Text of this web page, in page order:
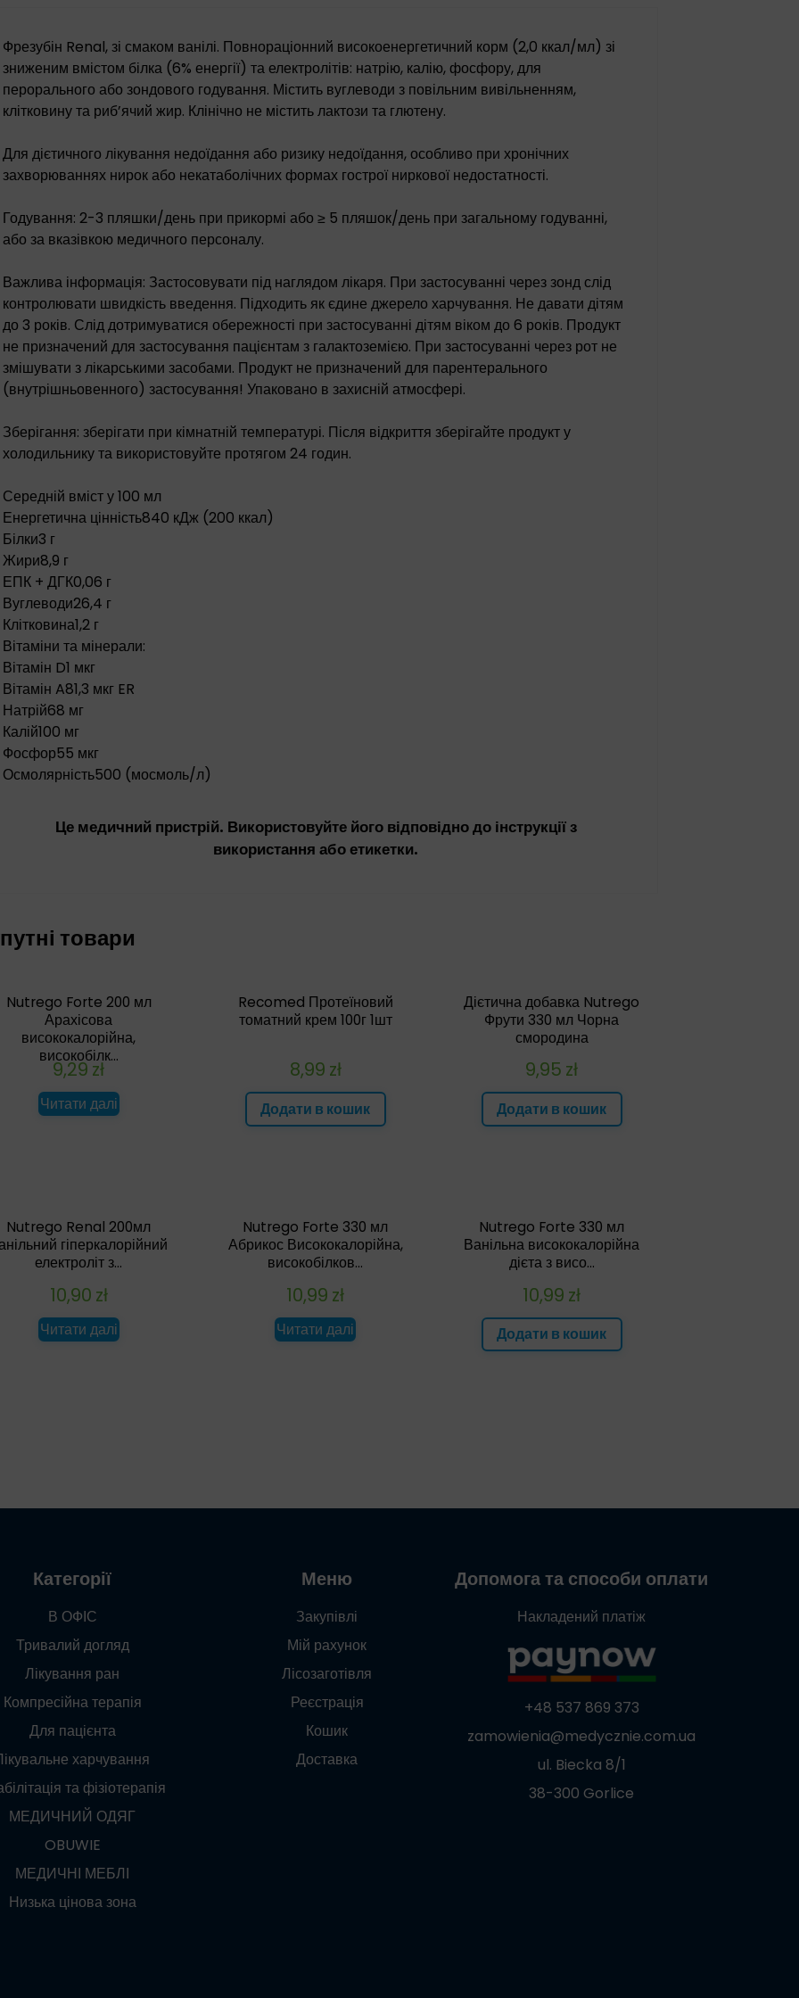
Фрезубін Renal, зі смаком ванілі. Повнораціонний високоенергетичний корм (2,0 ккал/мл) зі
зниженим вмістом білка (6% енергії) та електролітів: натрію, калію, фосфору, для
перорального або зондового годування. Містить вуглеводи з повільним вивільненням,
клітковину та риб’ячий жир. Клінічно не містить лактози та глютену.
Для дієтичного лікування недоїдання або ризику недоїдання, особливо при хронічних
захворюваннях нирок або некатаболічних формах гострої ниркової недостатності.
Годування: 2-3 пляшки/день при прикормі або ≥ 5 пляшок/день при загальному годуванні,
або за вказівкою медичного персоналу.
Важлива інформація: Застосовувати під наглядом лікаря. При застосуванні через зонд слід
контролювати швидкість введення. Підходить як єдине джерело харчування. Не давати дітям
до 3 років. Слід дотримуватися обережності при застосуванні дітям віком до 6 років. Продукт
не призначений для застосування пацієнтам з галактоземією. При застосуванні через рот не
змішувати з лікарськими засобами. Продукт не призначений для парентерального
(внутрішньовенного) застосування! Упаковано в захисній атмосфері.
Зберігання: зберігати при кімнатній температурі. Після відкриття зберігайте продукт у
холодильнику та використовуйте протягом 24 годин.
Середній вміст у 100 мл
Енергетична цінність840 кДж (200 ккал)
Білки3 г
Жири8,9 г
ЕПК + ДГК0,06 г
Вуглеводи26,4 г
Клітковина1,2 г
Вітаміни та мінерали:
Вітамін D1 мкг
Вітамін A81,3 мкг ER
Натрій68 мг
Калій100 мг
Фосфор55 мкг
Осмолярність500 (мосмоль/л)
Це медичний пристрій. Використовуйте його відповідно до інструкції з
використання або етикетки.
товари
Nutrego Forte 200 мл
Арахісова
висококалорійна,
високобілк...
9,29 zł
Читати далі
Recomed Протеїновий
томатний крем 100г 1шт
8,99 zł
Додати в кошик
Дієтична добавка Nutrego
Фрути 330 мл Чорна
смородина
9,95 zł
Додати в кошик
Nutrego Renal 200мл
гіперкалорійний
електроліт з...
10,90 zł
Читати далі
Nutrego Forte 330 мл
Абрикос Висококалорійна,
високобілков...
10,99 zł
Читати далі
Nutrego Forte 330 мл
Ванільна висококалорійна
дієта з висо...
10,99 zł
Додати в кошик
Категорії
В ОФІС
Тривалий догляд
Лікування ран
Компресійна терапія
Для пацієнта
харчування
та фізіотерапія
МЕДИЧНИЙ ОДЯГ
OBUWIE
МЕДИЧНІ МЕБЛІ
Низька цінова зона
Меню
Закупівлі
Мій рахунок
Лісозаготівля
Реєстрація
Кошик
Доставка
Допомога та способи оплати
Накладений платіж
+48 537 869 373
zamowienia@medycznie.com.ua
ul. Biecka 8/1
38-300 Gorlice